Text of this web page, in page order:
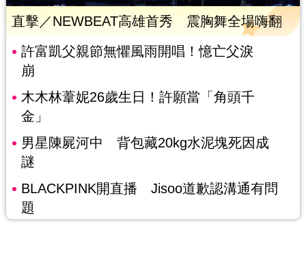
直擊／NEWBEAT高雄首秀 震胸舞全場嗨翻
許富凱父親節無懼風雨開唱！憶亡父淚
崩
木木林葦妮26歲生日！許願當「角頭千
金」
男星陳屍河中 背包藏20kg水泥塊死因成
謎
BLACKPINK開直播 Jisoo道歉認溝通有問
題